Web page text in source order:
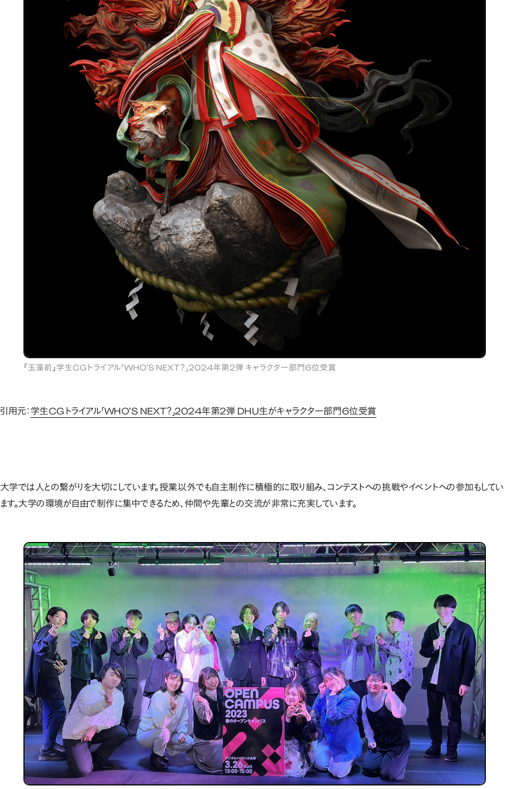
『玉藻前』学生CGトライアル「WHO’S NEXT？」2024年第2弾 キャラクター部門6位受賞
引用元： 学生CGトライアル「WHO’S NEXT？」2024年第2弾 DHU生がキャラクター部門6位受賞
大学では人との繋がりを大切にしています。授業以外でも自主制作に積極的に取り組み、コンテストへの挑戦やイベントへの参加もしてい
ます。大学の環境が自由で制作に集中できるため、仲間や先輩との交流が非常に充実しています。